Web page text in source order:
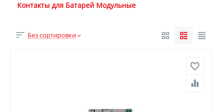
Контакты для Батарей Модульные
Без сортировки